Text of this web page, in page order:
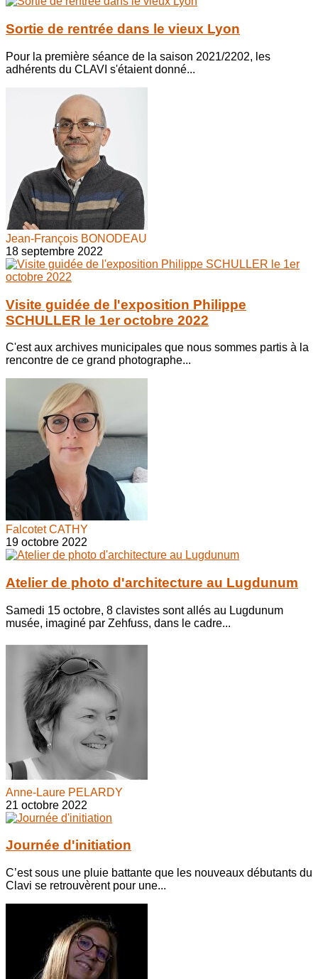
Sortie de rentrée dans le vieux Lyon
Pour la première séance de la saison 2021/2202, les
adhérents du CLAVI s'étaient donné...
Jean-François BONODEAU
18 septembre 2022
Visite guidée de l'exposition Philippe
SCHULLER le 1er octobre 2022
C'est aux archives municipales que nous sommes partis à la
rencontre de ce grand photographe...
Falcotet CATHY
19 octobre 2022
Atelier de photo d'architecture au Lugdunum
Samedi 15 octobre, 8 clavistes sont allés au Lugdunum
musée, imaginé par Zehfuss, dans le cadre...
Anne-Laure PELARDY
21 octobre 2022
Journée d'initiation
C’est sous une pluie battante que les nouveaux débutants du
Clavi se retrouvèrent pour une...